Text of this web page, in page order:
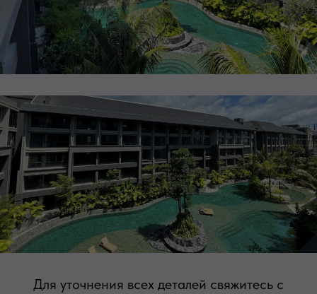
Для уточнения всех деталей свяжитесь с